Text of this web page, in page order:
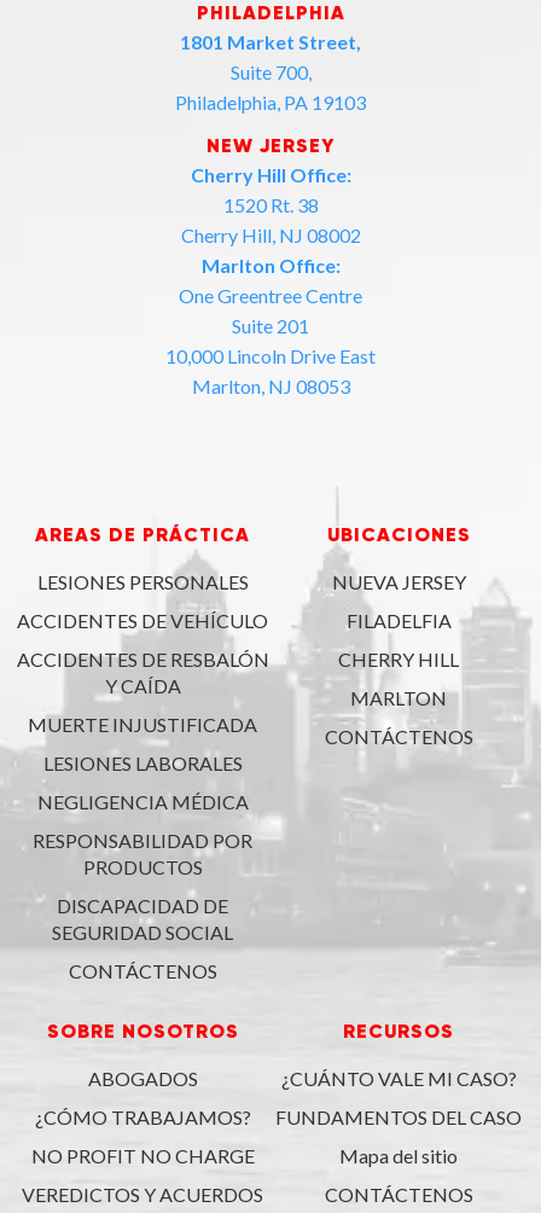
PHILADELPHIA
1801 Market Street,
Suite 700,
Philadelphia, PA 19103
NEW JERSEY
Cherry Hill Office:
1520 Rt. 38
Cherry Hill, NJ 08002
Marlton Office:
One Greentree Centre
Suite 201
10,000 Lincoln Drive East
Marlton, NJ 08053
AREAS DE PRÁCTICA
LESIONES PERSONALES
ACCIDENTES DE VEHÍCULO
ACCIDENTES DE RESBALÓN
Y CAÍDA
MUERTE INJUSTIFICADA
LESIONES LABORALES
NEGLIGENCIA MÉDICA
RESPONSABILIDAD POR
PRODUCTOS
DISCAPACIDAD DE
SEGURIDAD SOCIAL
CONTÁCTENOS
UBICACIONES
NUEVA JERSEY
FILADELFIA
CHERRY HILL
MARLTON
CONTÁCTENOS
SOBRE NOSOTROS
ABOGADOS
¿CÓMO TRABAJAMOS?
NO PROFIT NO CHARGE
VEREDICTOS Y ACUERDOS
RECURSOS
¿CUÁNTO VALE MI CASO?
FUNDAMENTOS DEL CASO
Mapa del sitio
CONTÁCTENOS